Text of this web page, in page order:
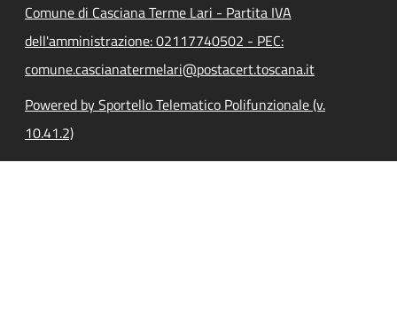
Comune di Casciana Terme Lari - Partita IVA
dell'amministrazione: 02117740502 - PEC:
comune.cascianatermelari@postacert.toscana.it
Powered by Sportello Telematico Polifunzionale (v.
10.41.2)